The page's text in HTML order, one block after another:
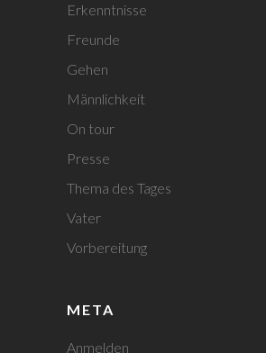
Erkenntnisse
Freunde
Gehen
Männlichkeit
On tour
Presse
Thema des Tages
Vater
Vorbereitung
META
Anmelden